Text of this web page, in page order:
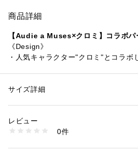
商品詳細
【Audie a Muses×クロミ】コラボパ
《Design》
・人気キャラクター"クロミ"とコラボ
ランスが魅力のカバートップスです。
・サムホール付きの袖口で、手の甲ま
ができるのも嬉しいポイントです。
性別：レディース
素材：ポリエステル: 88%, ポリウレタン:
洗濯：30℃まで手洗い可,漂白不可,タンブル乾
アイロンは120℃まで,ドライクリーニング不
※詳しい洗濯方法については、商品の品質表
サイズ詳細
レビュー
0件